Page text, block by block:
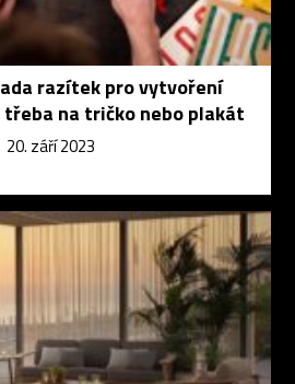
razítek pro vytvoření
na tričko nebo plakát
20. září 2023